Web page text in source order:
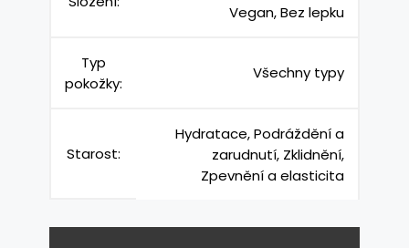
Vegan, Bez lepku
Typ
pokožky:
Všechny typy
Starost:
Hydratace, Podráždění a
zarudnutí, Zklidnění,
Zpevnění a elasticita